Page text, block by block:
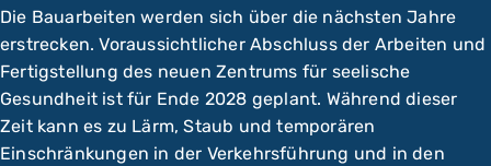
Die Bauarbeiten werden sich über die nächsten Jahre
erstrecken. Voraussichtlicher Abschluss der Arbeiten und
Fertigstellung des neuen Zentrums für seelische
Gesundheit ist für Ende 2028 geplant. Während dieser
Zeit kann es zu Lärm, Staub und temporären
Einschränkungen in der Verkehrsführung und in den